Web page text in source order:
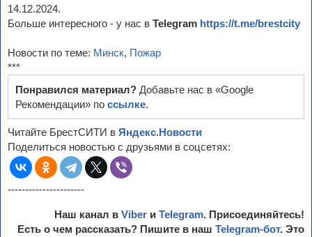
14.12.2024.
Больше интересного - у нас в Telegram https://t.me/brestcity
Новости по теме: Минск, Пожар
***
Понравился материал? Добавьте нас в «Google
Рекомендации» по ссылке.
Читайте БрестСИТИ в Яндекс.Новости
Поделиться новостью с друзьями в соцсетях:
----------------------
Наш канал в Viber и Telegram. Присоединяйтесь!
Есть о чем рассказать? Пишите в наш Telegram-бот. Это